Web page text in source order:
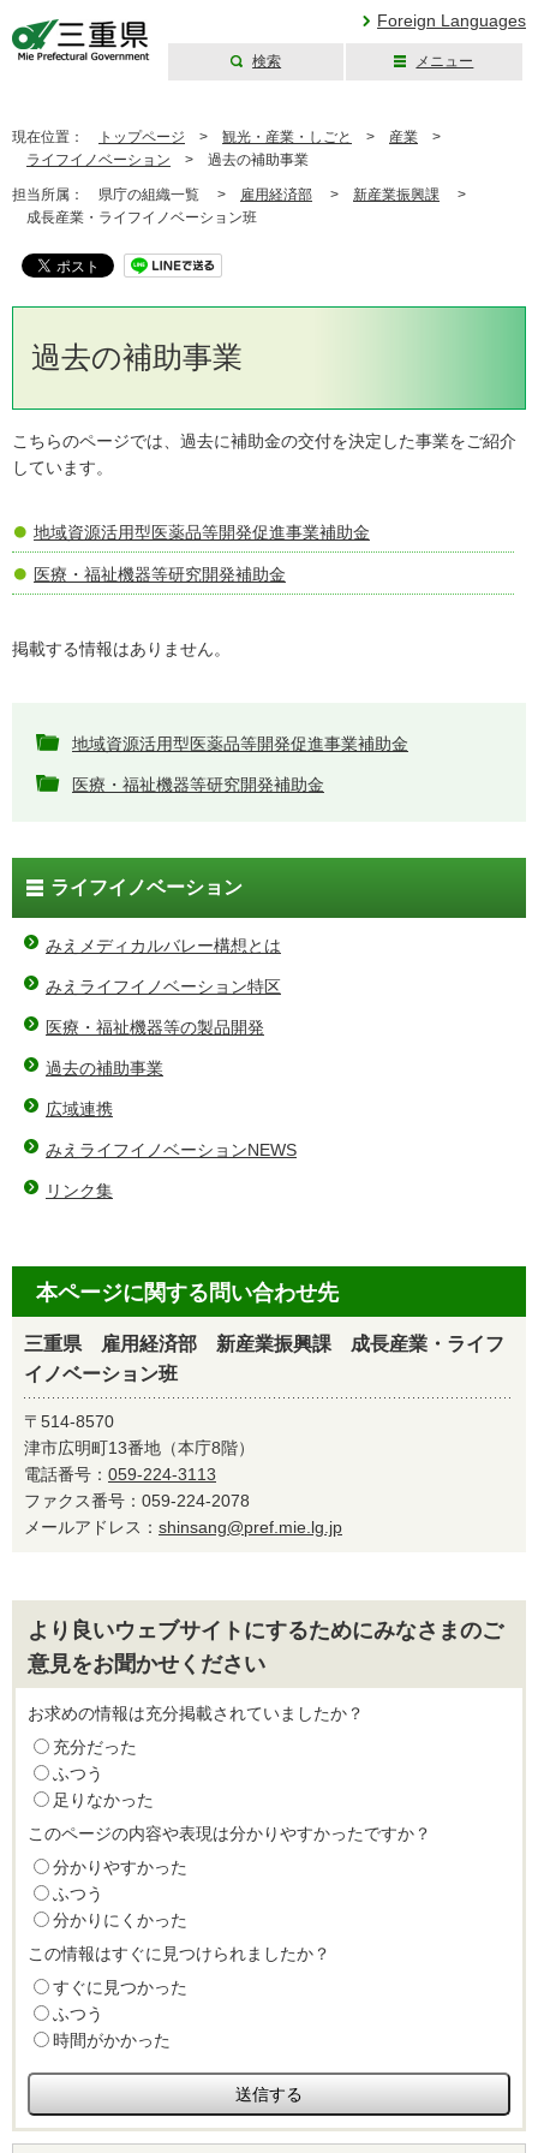
Foreign Languages
検索 メニュー
現在位置： トップページ > 観光・産業・しごと > 産業 >
ライフイノベーション > 過去の補助事業
担当所属： 県庁の組織一覧 > 雇用経済部 > 新産業振興課 >
成長産業・ライフイノベーション班
過去の補助事業
こちらのページでは、過去に補助金の交付を決定した事業をご紹介
しています。
地域資源活用型医薬品等開発促進事業補助金
医療・福祉機器等研究開発補助金
掲載する情報はありません。
地域資源活用型医薬品等開発促進事業補助金
医療・福祉機器等研究開発補助金
ライフイノベーション
みえメディカルバレー構想とは
みえライフイノベーション特区
医療・福祉機器等の製品開発
過去の補助事業
広域連携
みえライフイノベーションNEWS
リンク集
本ページに関する問い合わせ先
三重県 雇用経済部 新産業振興課 成長産業・ライフ
イノベーション班
〒514-8570
津市広明町13番地（本庁8階）
電話番号： 059-224-3113
ファクス番号：059-224-2078
メールアドレス： shinsang@pref.mie.lg.jp
より良いウェブサイトにするためにみなさまのご
意見をお聞かせください
お求めの情報は充分掲載されていましたか？
充分だった
ふつう
足りなかった
このページの内容や表現は分かりやすかったですか？
分かりやすかった
ふつう
分かりにくかった
この情報はすぐに見つけられましたか？
すぐに見つかった
ふつう
時間がかかった